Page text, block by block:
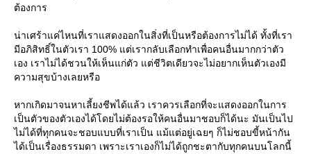
ต้องการ
น่าเศร้าแค่ไหนที่เราแสดงออกในสิ่งที่เป็นหรือต้องการไม่ได้ ทั้งที่เรา
มีอภิสิทธิ์ในตัวเรา 100% แต่เรากลับเลือกทำเพื่อคนอื่นมากกว่าตัว
เอง เราไม่ได้ชวนให้เห็นแก่ตัว แต่ชีวิตเดียวจะไม่อยากเห็นตัวเองมี
ความสุขบ้างเลยหรือ
หากเกิดมาจนหาเลี้ยงชีพได้แล้ว เราควรเลือกที่จะแสดงออกในการ
เป็นตัวของตัวเองได้โดยไม่ต้องรอให้คนอื่นมาชอบก็ได้นะ มันเป็นไป
ไม่ได้ที่ทุกคนจะชอบแบบที่เราเป็น แม้แต่อยู่เฉยๆ ก็ไม่ชอบขี้หน้ากัน
ได้เป็นเรื่องธรรมดา เพราะเราเองก็ไม่ได้ถูกชะตากับทุกคนบนโลกนี้